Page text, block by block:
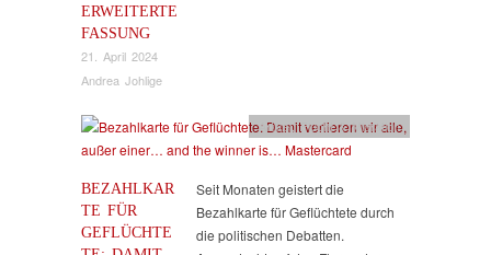
ERWEITERTE
FASSUNG
21. April 2024
Andrea Johlige
BEZAHLKAR
TE FÜR
GEFLÜCHTE
Artikel,Flucht & Migration
Seit Monaten geistert die
Bezahlkarte für Geflüchtete durch
die politischen Debatten.